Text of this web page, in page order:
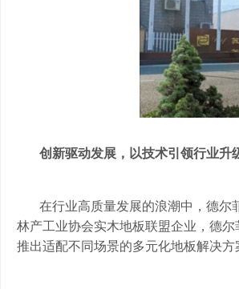
创新驱动发展，以技术引领行业升
在行业高质量发展的浪潮中，德尔
林产工业协会实木地板联盟企业，德
推出适配不同场景的多元化地板解决